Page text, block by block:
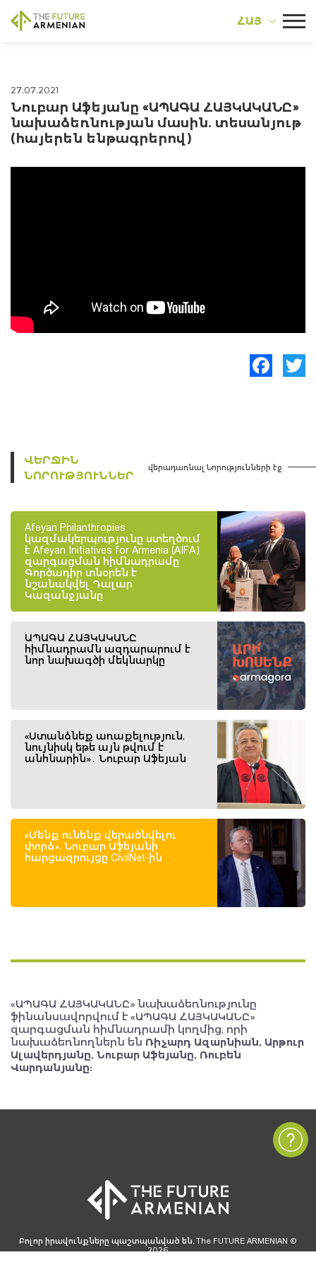
ՀԱՅ
27.07.2021
Նուբար Աֆեյանը «ԱՊԱԳԱ ՀԱՅԿԱԿԱՆԸ»
նախաձեռնության մասին. տեսանյութ
(հայերեն ենթագրերով)
ՎԵՐՋԻՆ
ՆՈՐՈՒԹՅՈՒՆՆԵՐ
վերադառնալ Նորությունների էջ
Afeyan Philanthropies
կազմակերպությունը ստեղծում
է Afeyan Initiatives for Armenia (AIFA)
զարգացման հիմնադրամը
Գործադիր տնօրեն է
նշանակվել Դալար
Կազանջյանը
ԱՊԱԳԱ ՀԱՅԿԱԿԱՆԸ
հիմնադրամն ազդարարում է
նոր նախագծի մեկնարկը
«Ստանձնեք առաքելություն,
նույնիսկ եթե այն թվում է
անհնարին»․ Նուբար Աֆեյան
«Մենք ունենք վերածնվելու
փորձ». Նուբար Աֆեյանի
հարցազրույցը CivilNet-ին
«ԱՊԱԳԱ ՀԱՅԿԱԿԱՆԸ» նախաձեռնությունը
ֆինանսավորվում է «ԱՊԱԳԱ ՀԱՅԿԱԿԱՆԸ»
զարգացման հիմնադրամի կողմից, որի
նախաձեռնողներն են Ռիչարդ Ազարնիան, Արթուր
Ալավերդյանը, Նուբար Աֆեյանը, Ռուբեն
Վարդանյանը:
Բոլոր իրավունքները պաշտպանված են, The FUTURE ARMENIAN ©
2026